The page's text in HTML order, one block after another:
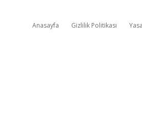
Anasayfa Gizlilik Politikası